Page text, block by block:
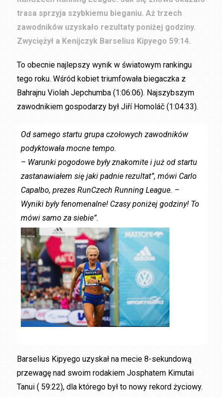
trasa sprzyja szybkiemu bieganiu. Aż trzech
zawodników uzyskało rezultaty poniżej godziny.
Zwyciężył a Kenijczyk Barselius Kipyego 59:14.
To obecnie najlepszy wynik w światowym rankingu
tego roku. Wśród kobiet triumfowała biegaczka z
Bahrajnu Violah Jepchumba (1:06:06). Najszybszym
zawodnikiem gospodarzy był Jiří Homoláč (1:04:33).
Od samego startu grupa czołowych zawodników
podyktowała mocne tempo.
– Warunki pogodowe były znakomite i już od startu
zastanawiałem się jaki padnie rezultat”, mówi Carlo
Capalbo, prezes RunCzech Running League. –
Wyniki były fenomenalne! Czasy poniżej godziny! To
mówi samo za siebie”.
Barselius Kipyego uzyskał na mecie 8-sekundową
przewagę nad swoim rodakiem Josphatem Kimutai
Tanui ( 59:22), dla którego był to nowy rekord życiowy.